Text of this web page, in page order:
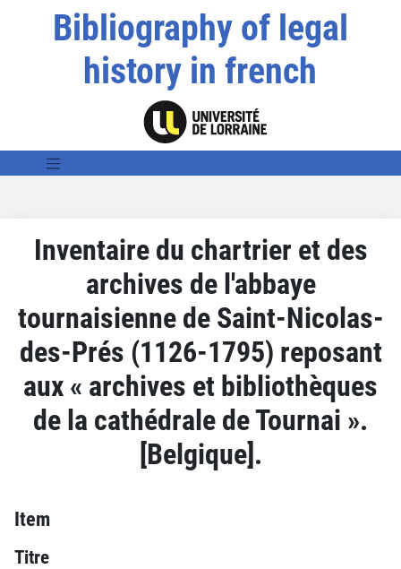
Bibliography of legal
history in french
Inventaire du chartrier et des
archives de l'abbaye
tournaisienne de Saint-Nicolas-
des-Prés (1126-1795) reposant
aux « archives et bibliothèques
de la cathédrale de Tournai ».
[Belgique].
Item
Titre